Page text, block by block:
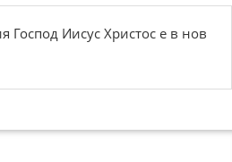
Господ Иисус Христос е в нов